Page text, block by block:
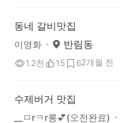
동네 갈비맛집
이영화 반림동
1.2천 15 62개월 전
수제버거 맛집
__ㅁrㅋr롱💕(오전완료)